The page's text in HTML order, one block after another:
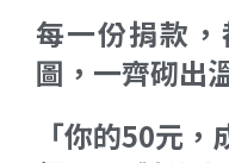
每一份捐款
圖，一齊砌出
「你的50元